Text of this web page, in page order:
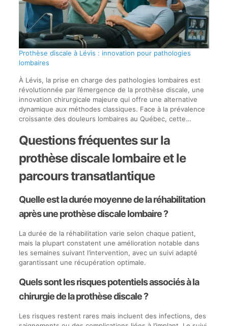
la
chirurgie
locale
au
Québec
pour
la
discale
lombaire
selon
divers
critères.
Prothèse discale à Lévis : innovation pour pathologies
lombaires
À Lévis, la prise en charge des pathologies lombaires est
révolutionnée par l’émergence de la prothèse discale, une
innovation chirurgicale majeure qui offre une alternative
dynamique aux méthodes classiques. Face à la prévalence
croissante des douleurs lombaires au Québec, cette…
Questions fréquentes sur la
prothèse discale lombaire et le
parcours transatlantique
Quelle est la durée moyenne de la réhabilitation
après une prothèse discale lombaire ?
La durée de la réhabilitation varie selon chaque patient,
mais la plupart constatent une amélioration notable dans
les semaines suivant l’intervention, avec un suivi adapté
garantissant une récupération optimale.
Quels sont les risques potentiels associés à la
chirurgie de la prothèse discale ?
Les risques restent rares mais incluent des infections, des